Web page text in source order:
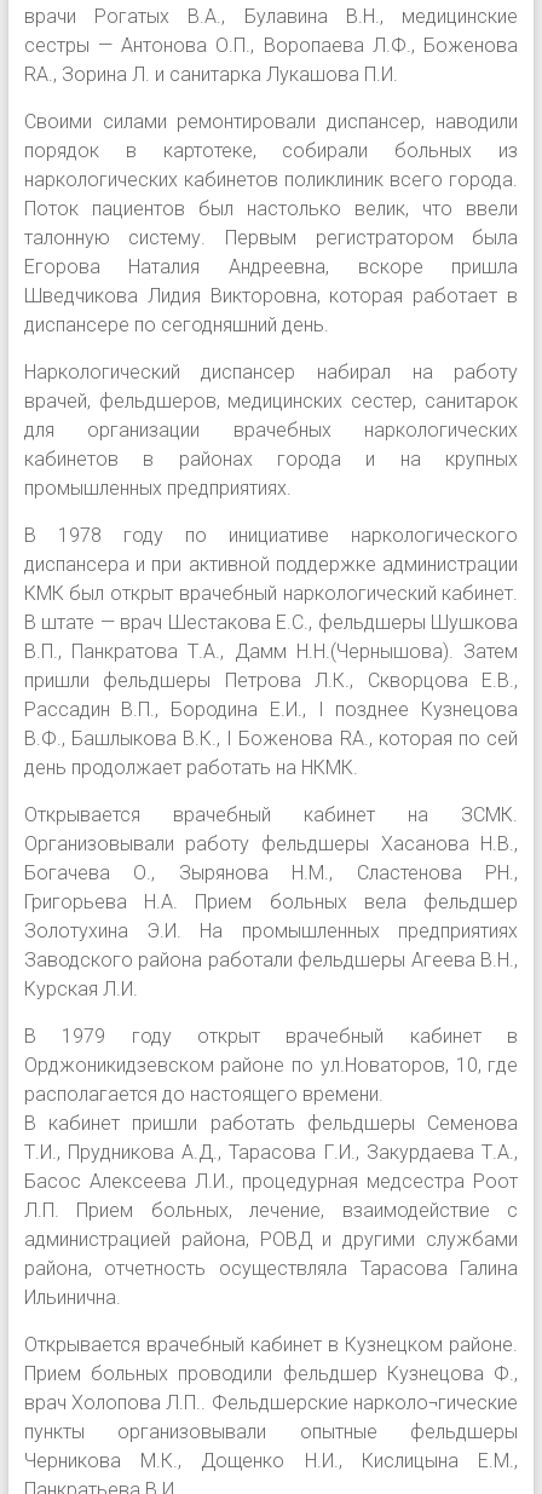
врачи Рогатых В.А., Булавина В.Н., медицинские
сестры — Антонова О.П., Воропаева Л.Ф., Боженова
RA., Зорина Л. и санитарка Лукашова П.И.
Своими силами ремонтировали диспансер, наводили
порядок в картотеке, собирали больных из
наркологических кабинетов поликлиник всего города.
Поток пациентов был настолько велик, что ввели
талонную систему. Первым регистратором была
Егорова Наталия Андреевна, вскоре пришла
Шведчикова Лидия Викторовна, которая работает в
диспансере по сегодняшний день.
Наркологический диспансер набирал на работу
врачей, фельдшеров, медицинских сестер, санитарок
для организации врачебных наркологических
кабинетов в районах города и на крупных
промышленных предприятиях.
В 1978 году по инициативе наркологического
диспансера и при активной поддержке администрации
КМК был открыт врачебный наркологический кабинет.
В штате — врач Шестакова Е.С., фельдшеры Шушкова
В.П., Панкратова Т.А., Дамм Н.Н.(Чернышова). Затем
пришли фельдшеры Петрова Л.К., Скворцова Е.В.,
Рассадин В.П., Бородина Е.И., I позднее Кузнецова
В.Ф., Башлыкова В.К., I Боженова RA., которая по сей
день продолжает работать на НКМК.
Открывается врачебный кабинет на ЗСМК.
Организовывали работу фельдшеры Хасанова Н.В.,
Богачева О., Зырянова Н.М., Сластенова PH.,
Григорьева Н.А. Прием больных вела фельдшер
Золотухина Э.И. На промышленных предприятиях
Заводского района работали фельдшеры Агеева В.Н.,
Курская Л.И.
В 1979 году открыт врачебный кабинет в
Орджоникидзевском районе по ул.Новаторов, 10, где
располагается до настоящего времени.
В кабинет пришли работать фельдшеры Семенова
Т.И., Прудникова А.Д., Тарасова Г.И., Закурдаева Т.А.,
Басос Алексеева Л.И., процедурная медсестра Роот
Л.П. Прием больных, лечение, взаимодействие с
администрацией района, РОВД и другими службами
района, отчетность осуществляла Тарасова Галина
Ильинична.
Открывается врачебный кабинет в Кузнецком районе.
Прием больных проводили фельдшер Кузнецова Ф.,
врач Холопова Л.П.. Фельдшерские нарколо¬гические
пункты организовывали опытные фельдшеры
Черникова М.К., Дощенко Н.И., Кислицына Е.М.,